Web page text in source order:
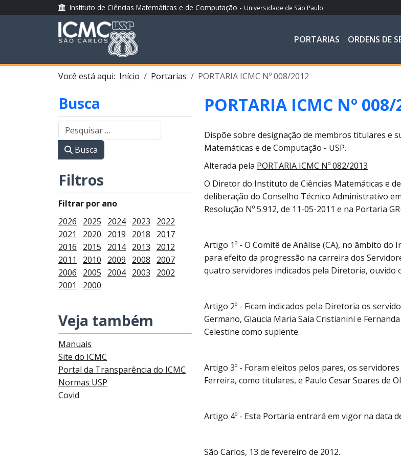
Instituto de Ciências Matemáticas e de Computação - Universidade de São Paulo
PORTARIAS ORDENS DE
Você está aqui: Início Portarias PORTARIA ICMC Nº 008/2012
Busca
Busca
Filtros
Filtrar por ano
2026
2025 2024 2023
2022
2021
2020 2019 2018
2017
2016
2015 2014 2013
2012
2011
2010 2009 2008
2007
2006
2005 2004 2003
2002
2001
2000
Veja também
Manuais
Site do ICMC
Portal da Transparência do ICMC
Normas USP
Covid
PORTARIA ICMC Nº 008/
Dispõe sobre designação de membros titulares e
Matemáticas e de Computação - USP.
Alterada pela PORTARIA ICMC Nº 082/2013
O Diretor do Instituto de Ciências Matemáticas e
deliberação do Conselho Técnico Administrativo
Resolução Nº 5.912, de 11-05-2011 e na Portaria
Artigo 1º - O Comitê de Análise (CA), no âmbito do
para efeito da progressão na carreira dos
quatro servidores indicados pela Diretoria, ouvido
Artigo 2º - Ficam indicados peIa Diretoria os
Germano, Glaucia Maria Saia Cristianini e
Celestine como suplente.
Artigo 3º - Foram eleitos pelos pares, os
Ferreira, como titulares, e Paulo Cesar Soares de
Artigo 4º - Esta Portaria entrará em vigor na data
São Carlos, 13 de fevereiro de 2012.